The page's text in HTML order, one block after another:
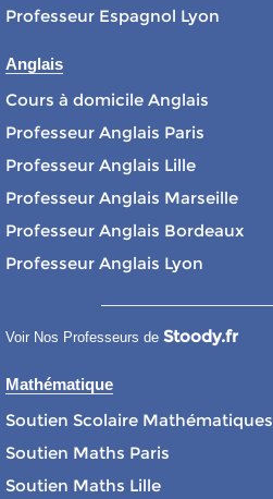
Professeur Espagnol Lyon
Anglais
Cours à domicile Anglais
Professeur Anglais Paris
Professeur Anglais Lille
Professeur Anglais Marseille
Professeur Anglais Bordeaux
Professeur Anglais Lyon
Voir Nos Professeurs de Stoody.fr
Mathématique
Soutien Scolaire Mathématiques
Soutien Maths Paris
Soutien Maths Lille